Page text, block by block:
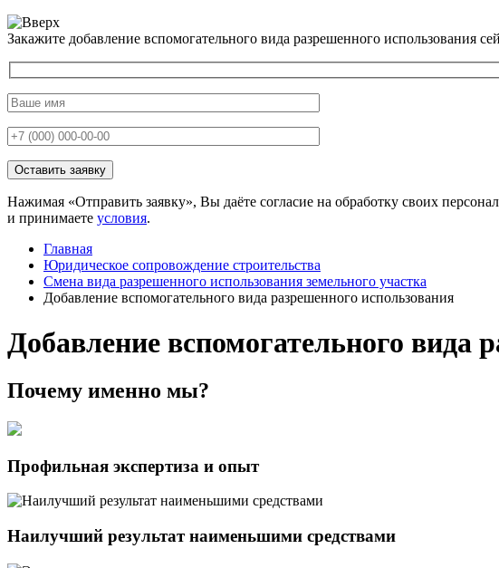
Закажите добавление вспомогательного вида разрешенного использования
Нажимая «Отправить заявку», Вы даёте согласие на обработку своих
и принимаете условия.
Главная
Юридическое сопровождение строительства
Смена вида разрешенного использования земельного участка
Добавление вспомогательного вида разрешенного использования
Добавление вспомогательного вида
Почему именно мы?
Профильная экспертиза и опыт
Наилучший результат наименьшими средствами